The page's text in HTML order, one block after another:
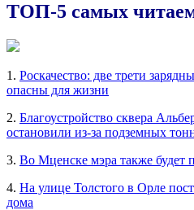
ТОП-5 самых
1. Роскачество: две трети
опасны для жизни
2. Благоустройство сквера
остановили из-за подземных
3. Во Мценске мэра также будет
4. На улице Толстого в Орле
дома